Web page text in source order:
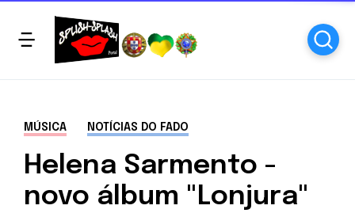
MÚSICA NOTÍCIAS DO FADO
Helena Sarmento -
novo álbum "Lonjura"